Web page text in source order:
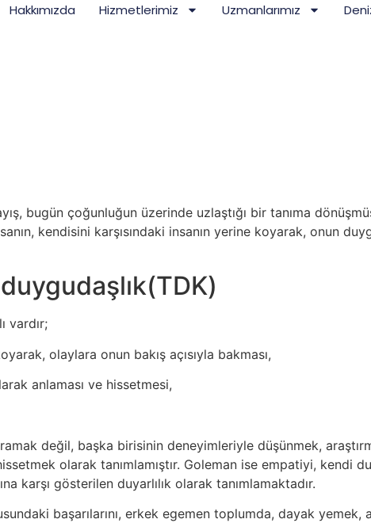
Hakkımızda Hizmetlerimiz Uzmanlarımız
bugün çoğunluğun üzerinde uzlaştığı bir tanıma
kendisini karşısındaki insanın yerine koyarak, onun
vardır;
olaylara onun bakış açısıyla bakması,
anlaması ve hissetmesi,
değil, başka birisinin deneyimleriyle düşünmek,
olarak tanımlamıştır. Goleman ise empatiyi, kendi
karşı gösterilen duyarlılık olarak tanımlamaktadır.
başarılarını, erkek egemen toplumda, dayak